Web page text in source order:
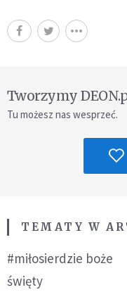
Tworzymy
Tu możesz nas wesprzeć.
TEMATY W
#miłosierdzie boże
święty